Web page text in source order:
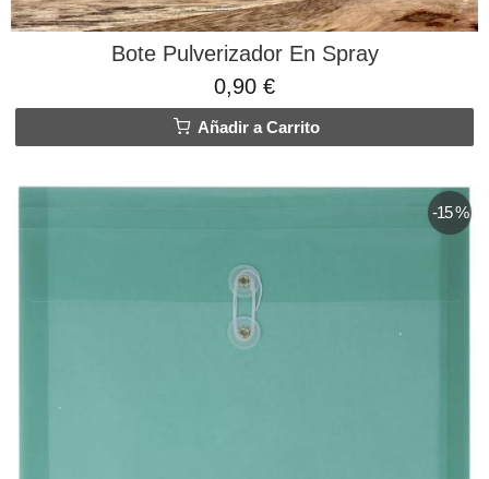
Bote Pulverizador En Spray
0,90 €
Añadir a Carrito
-15 %